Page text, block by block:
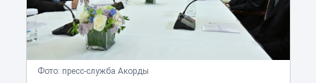
Фото: пресс-служба Акорды